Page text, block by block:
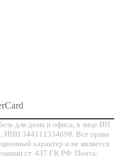
для дома и офиса, в лице ИП
344111334698. Все права
характер и не является
ст. 437 ГК РФ. Почта: